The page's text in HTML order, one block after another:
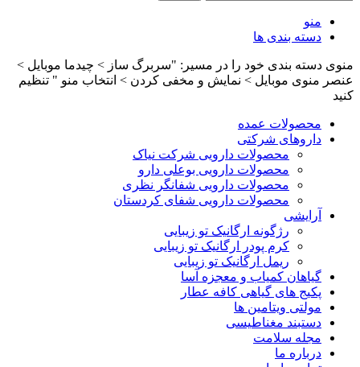
منو
دسته بندی ها
منوی دسته بندی خود را در مسیر: "سربرگ ساز > چیدما موبایل >
عنصر منوی موبایل > نمایش و مخفی کردن > انتخاب منو " تنظیم
کنید
محصولات عمده
داروهای شرکتی
محصولات دارویی شرکت نیاک
محصولات دارویی بوعلی دارو
محصولات دارویی شفانگر نظری
محصولات دارویی شفای کردستان
آرایشی
رژگونه ارگانیک تو زیبایی
کرم پودر ارگانیک تو زیبایی
ریمل ارگانیک تو زیبایی
گیاهان کمیاب و معجزه آسا
پکیج های گیاهی کافه عطار
مولتی ویتامین ها
دستبند مغناطیسی
مجله سلامت
درباره ما